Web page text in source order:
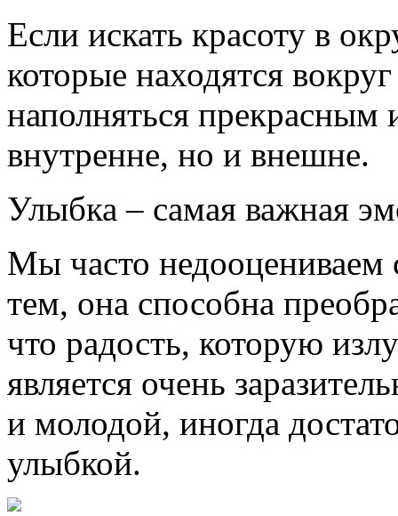
Если искать красоту в
которые находятся
наполняться прекрасным
внутренне, но и внешне.
Улыбка – самая важная
Мы часто
тем, она способна
что радость, которую
является очень
и молодой, иногда
улыбкой.